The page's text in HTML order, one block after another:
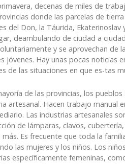
decenas de miles de
donde las parcelas de
del Don, la Táurida,
deambulando de ciudad a
y se aprovechan de
jóvenes. Hay unas pocas noticias
de las situaciones en que es-tas
de las provincias, los
artesanal. Hacen trabajo manual
Las industrias artesanales
de lámparas, clavos,
más. Es frecuente que toda la
las mujeres y los niños. Los
específicamente femeninas,